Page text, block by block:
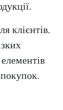
клієнтів.